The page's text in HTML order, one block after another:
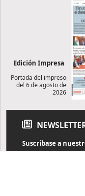
Edición Impresa
Portada del impreso
del 6 de agosto de
2026
Suscríbase a
Reciba diariamente